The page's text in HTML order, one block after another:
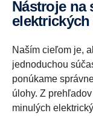
Nástroje na správu nabíjania
Naším cieľom je,
jednoduchou
ponúkame
úlohy. Z
minulých